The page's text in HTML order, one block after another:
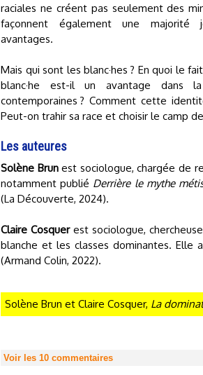
raciales ne créent pas seulement des
façonnent également une majorité
avantages.
Mais qui sont les blanc·hes ? En quoi le
blanc·he est-il un avantage dans
contemporaines ? Comment cette
Peut-on trahir sa race et choisir le camp
Les auteures
Solène Brunest sociologue, chargée de
notamment publié Derrière le mythe
(La Découverte, 2024).
Claire Cosquerest sociologue,
blanche et les classes dominantes. Elle
(Armand Colin, 2022).
Solène Brun et Claire Cosquer, La
Voir les 10 commentaires